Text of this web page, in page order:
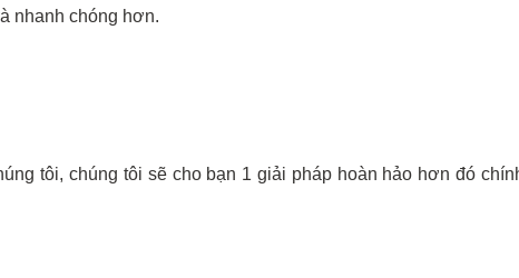
nhanh chóng hơn.
tôi, chúng tôi sẽ cho bạn 1 giải pháp hoàn hảo hơn đó